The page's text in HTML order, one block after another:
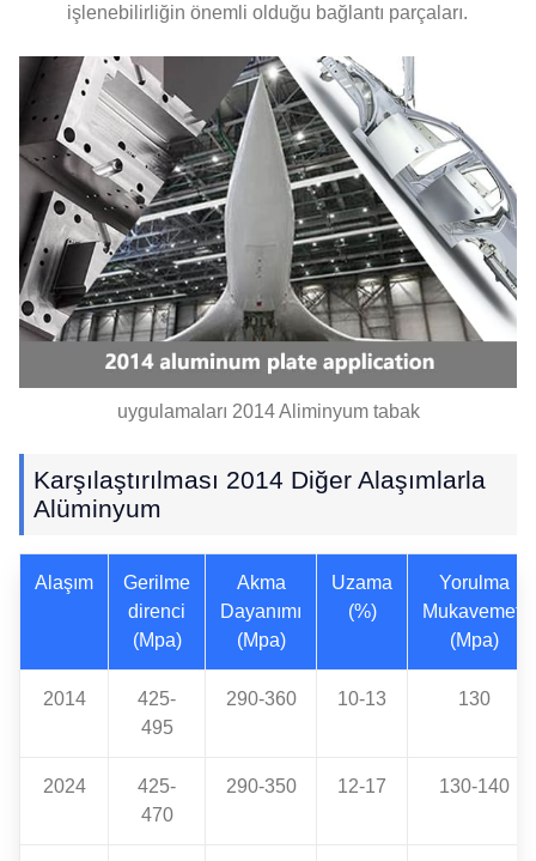
işlenebilirliğin önemli olduğu bağlantı parçaları.
uygulamaları 2014 Aliminyum tabak
Karşılaştırılması 2014 Diğer Alaşımlarla
Alüminyum
Alaşım
Gerilme
direnci
(Mpa)
Akma
Dayanımı
(Mpa)
Uzama
(%)
Yorulma
Mukavemeti
(Mpa)
2014
425-
495
290-360 10-13 130
2024
425-
470
290-350 12-17 130-140